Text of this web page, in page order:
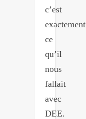
c’est
exactement
ce
qu’il
nous
fallait
avec
DEE.